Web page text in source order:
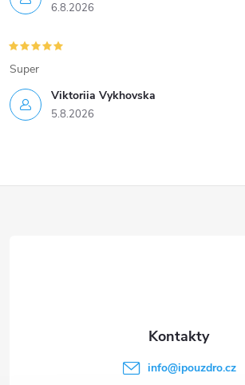
6.8.2026
Viktoriia Vykhovska
5.8.2026
Super
info@ipouzdro.cz